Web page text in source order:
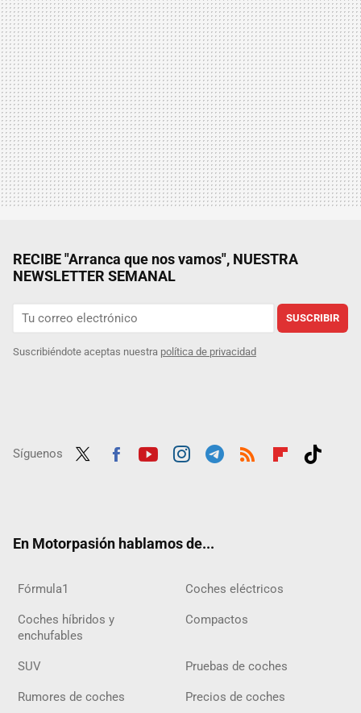
RECIBE "Arranca que nos vamos", NUESTRA
NEWSLETTER SEMANAL
SUSCRIBIR
Suscribiéndote aceptas nuestra política de privacidad
Síguenos
En Motorpasión hablamos de...
Fórmula1 Coches eléctricos
Coches híbridos y
enchufables
Compactos
SUV Pruebas de coches
Rumores de coches Precios de coches